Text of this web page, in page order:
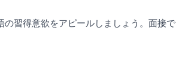
習得意欲をアピールしましょう。面接で